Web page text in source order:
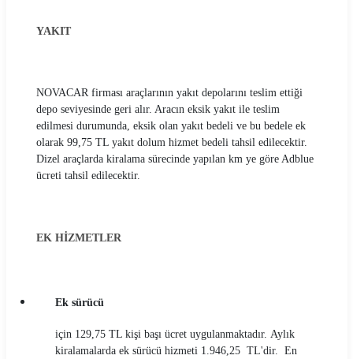
YAKIT
NOVACAR firması araçlarının yakıt depolarını teslim ettiği
depo seviyesinde geri alır. Aracın eksik yakıt ile teslim
edilmesi durumunda, eksik olan yakıt bedeli ve bu bedele ek
olarak 99,75 TL yakıt dolum hizmet bedeli tahsil edilecektir.
Dizel araçlarda kiralama sürecinde yapılan km ye göre Adblue
ücreti tahsil edilecektir.
EK HİZMETLER
Ek sürücü
için 129,75 TL kişi başı ücret uygulanmaktadır. Aylık
kiralamalarda ek sürücü hizmeti 1.946,25 TL'dir. En